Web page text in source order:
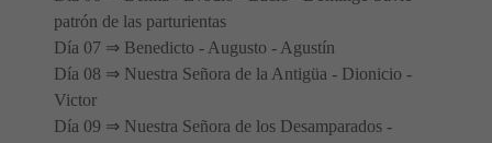
patrón de las parturientas
Día 07 ⇒ Benedicto - Augusto - Agustín
Día 08 ⇒ Nuestra Señora de la Antigüa - Dionicio -
Victor
Día 09 ⇒ Nuestra Señora de los Desamparados -